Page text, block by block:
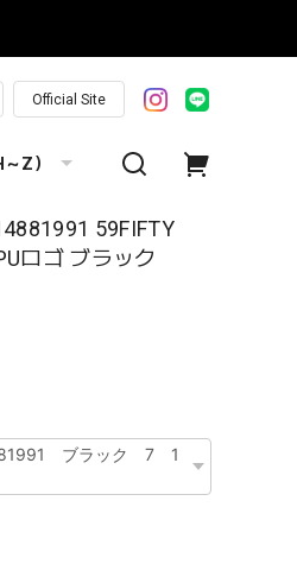
Official Site
Z）
59FIFTY
ロゴ ブラック